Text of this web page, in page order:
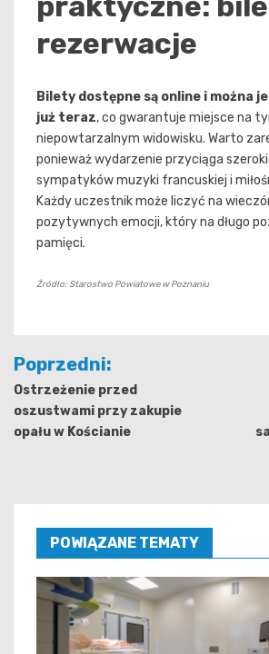
rezerwacje
Bilety dostępne są online i można
już teraz, co gwarantuje miejsce na
niepowtarzalnym widowisku. Warto
ponieważ wydarzenie przyciąga
sympatyków muzyki francuskiej i
Każdy uczestnik może liczyć na
pozytywnych emocji, który na długo
pamięci.
Źródło: Starostwo Powiatowe w Poznaniu
Nawigacja
wpisu
Poprzedni:
Ostrzeżenie przed
oszustwami przy zakupie
opału w Kościanie
POWIĄZANE TEMATY